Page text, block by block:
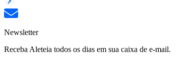
Newsletter
Receba Aleteia todos os dias em sua caixa de e-mail.